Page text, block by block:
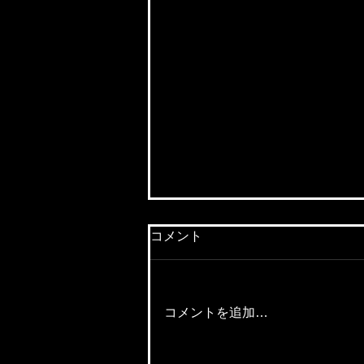
コメント
コメントを追加…